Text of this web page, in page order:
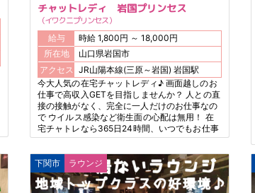
チャットレディ 岩国プリンセス
イワクニプリンセス
給与
時給 1,800円 ～ 18,000円
所在地
山口県岩国市
アクセス
JR山陽本線(三原～岩国) 岩国駅
今大人気の在宅チャットレディ♪ 画面越しのお
仕事で高収入GETを目指しませんか？ 人との直
接の接触がなく、完全に一人だけのお仕事なの
で ウイルス感染など衛生面の心配は無用！ 在
宅チャトレなら365日24時間、いつでもお仕事
OK！！ 受動喫煙防止の関係でナイトワークで
きないと嘆く 18歳、19歳の女の子もチャトレな
らOKだよ！
下関市 ラウンジ